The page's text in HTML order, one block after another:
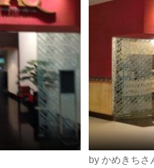
by かめきちさ